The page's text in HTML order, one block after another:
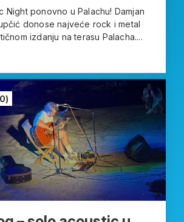
Night ponovno u Palachu! Damjan
donose najveće rock i metal
izdanju na terasu Palacha....